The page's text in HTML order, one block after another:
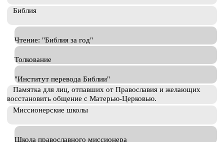
Библия
Чтение: "Библия за год"
Толкование
"Институт перевода Библии"
Памятка для лиц, отпавших от Православия и желающих
восстановить общение с Матерью-Церковью.
Миссионерские школы
Школа православного миссионера